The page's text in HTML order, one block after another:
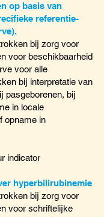
op basis van
referentie-
bij zorg voor
voor beschikbaarheid
voor alle
bij interpretatie van
pasgeborenen, bij
in locale
opname in
indicator
hyperbilirubinemie
bij zorg voor
voor schriftelijke